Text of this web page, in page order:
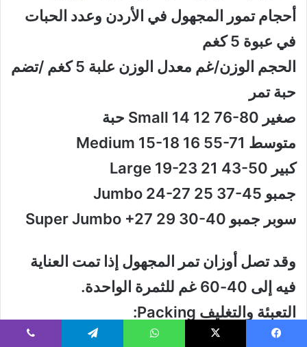
أحجام تمور المجهول في الأردن وعدد الحبات
في عبوة 5 كغم
الحجم الوزن/غم معدل الوزن علبة 5 كغم /تضم
حبة تمر
صغير Small 14 12 76-80 حبة
متوسط Medium 15-18 16 55-71
كبير Large 19-23 21 43-50
جمبو Jumbo 24-27 25 37-45
سوبر جمبو Super Jumbo +27 29 30-40
وقد تصل أوزان تمر المجهول إذا تمت العناية
فيه إلى 40-60 غم للثمرة الواحدة.
التعبئة والتغليف Packing:
التعبئة والتغليف تعتمد على طلب الزبائن ولكن